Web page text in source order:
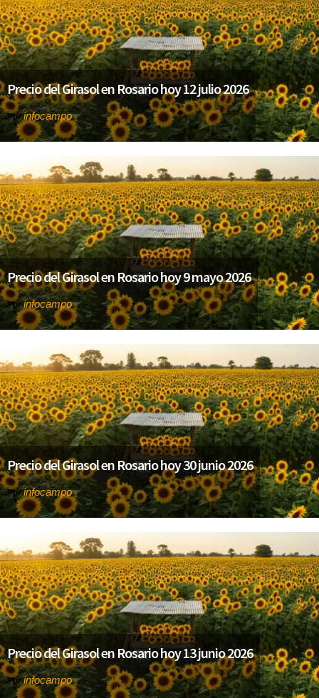
Precio del Girasol en Rosario hoy 12 julio 2026
Porinfocampo
Precio del Girasol en Rosario hoy 9 mayo 2026
Porinfocampo
Precio del Girasol en Rosario hoy 30 junio 2026
Porinfocampo
Precio del Girasol en Rosario hoy 13 junio 2026
Porinfocampo